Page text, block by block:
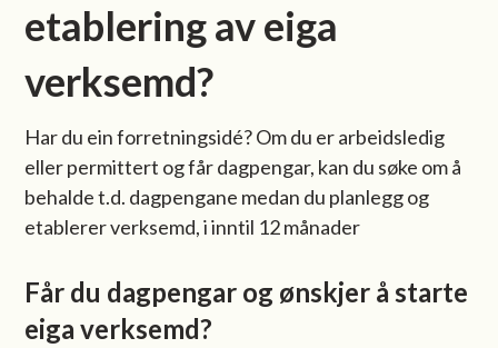
etablering av eiga
verksemd?
Har du ein forretningsidé? Om du er arbeidsledig
eller permittert og får dagpengar, kan du søke om å
behalde t.d. dagpengane medan du planlegg og
etablerer verksemd, i inntil 12 månader
Får du dagpengar og ønskjer å starte
eiga verksemd?